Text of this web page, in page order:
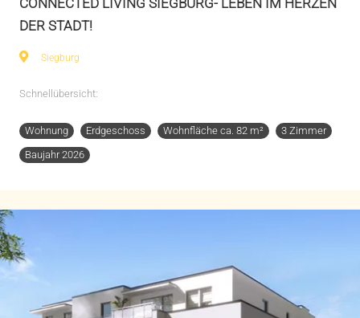
CONNECTED LIVING SIEGBURG- LEBEN IM HERZEN
DER STADT!
Siegburg
Schnellübersicht:
Wohnung Erdgeschoss Wohnfläche ca. 82 m²
3 Zimmer
Baujahr 2026